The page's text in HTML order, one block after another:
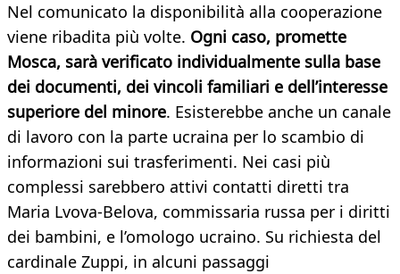
Nel comunicato la disponibilità alla cooperazione
viene ribadita più volte. Ogni caso, promette
Mosca, sarà verificato individualmente sulla base
dei documenti, dei vincoli familiari e dell’interesse
superiore del minore. Esisterebbe anche un canale
di lavoro con la parte ucraina per lo scambio di
informazioni sui trasferimenti. Nei casi più
complessi sarebbero attivi contatti diretti tra
Maria Lvova-Belova, commissaria russa per i diritti
dei bambini, e l’omologo ucraino. Su richiesta del
cardinale Zuppi, in alcuni passaggi